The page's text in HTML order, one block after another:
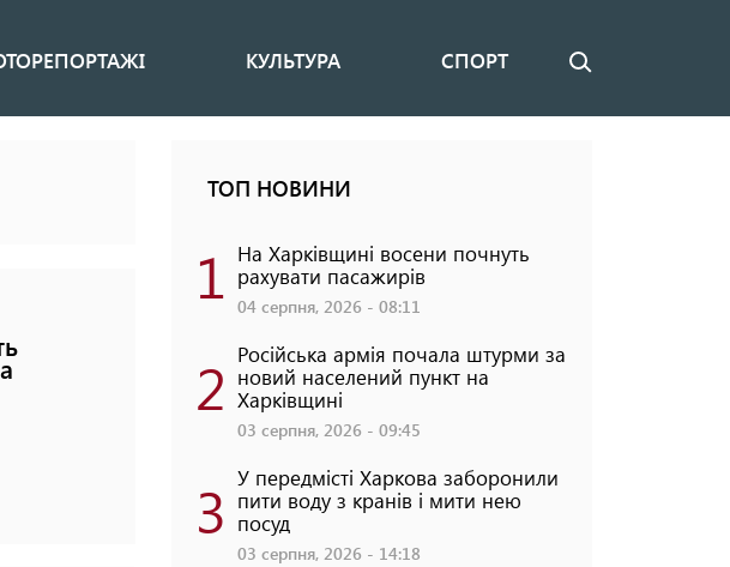
КУЛЬТУРА СПОРТ Пошук
ТОП НОВИНИ
1 На Харківщині восени почнуть
рахувати пасажирів
04 серпня, 2026 - 08:11
2 Російська армія почала штурми за
новий населений пункт на
Харківщині
03 серпня, 2026 - 09:45
3 У передмісті Харкова заборонили
пити воду з кранів і мити нею
посуд
03 серпня, 2026 - 14:18